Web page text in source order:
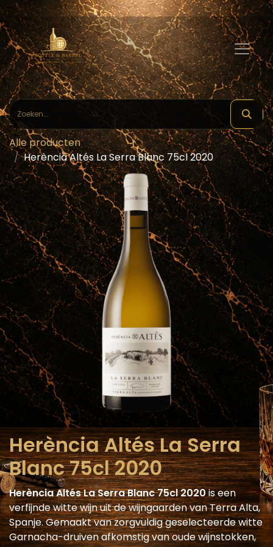
Alle producten
Herència Altés La Serra Blanc 75cl 2020
Herència Altés La Serra
Blanc 75cl 2020
Herència Altés La Serra Blanc 75cl 2020is een
verfijnde witte wijn uit de wijngaarden van Terra Alta,
Spanje. Gemaakt van zorgvuldig geselecteerde witte
Garnacha-druiven afkomstig van oude wijnstokken,